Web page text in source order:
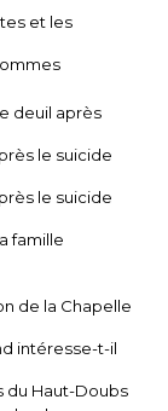
et les
deuil après
le suicide
le suicide
famille
de la Chapelle
intéresse-t-il
du Haut-Doubs